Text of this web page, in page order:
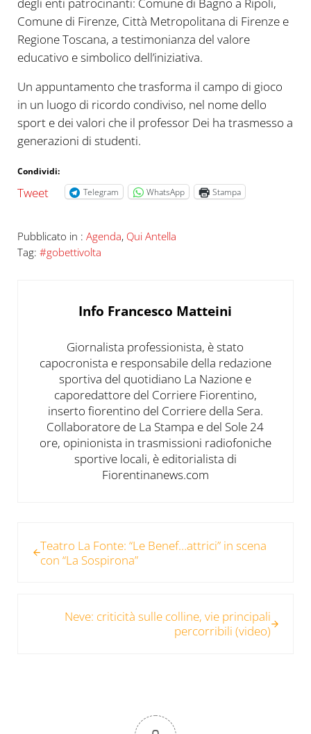
degli enti patrocinanti: Comune di Bagno a Ripoli,
Comune di Firenze, Città Metropolitana di Firenze e
Regione Toscana, a testimonianza del valore
educativo e simbolico dell’iniziativa.
Un appuntamento che trasforma il campo di gioco
in un luogo di ricordo condiviso, nel nome dello
sport e dei valori che il professor Dei ha trasmesso a
generazioni di studenti.
Condividi:
Tweet Telegram WhatsApp Stampa
Pubblicato in : Agenda, Qui Antella
Tag: #gobettivolta
Info Francesco Matteini
Giornalista professionista, è stato
capocronista e responsabile della redazione
sportiva del quotidiano La Nazione e
caporedattore del Corriere Fiorentino,
inserto fiorentino del Corriere della Sera.
Collaboratore de La Stampa e del Sole 24
ore, opinionista in trasmissioni radiofoniche
sportive locali, è editorialista di
Fiorentinanews.com
Teatro La Fonte: “Le Benef…attrici” in scena
con “La Sospirona”
Neve: criticità sulle colline, vie principali
percorribili (video)